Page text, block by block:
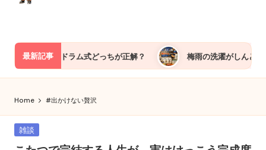
ぐ
屋
そ
か
べ
も“え
や
ん”が
も
ん
最新記事
、除湿機とドラム式どっちが正解？ 梅雨の洗濯がしんどい理
Home #出かけない贅沢
Posted
雑談